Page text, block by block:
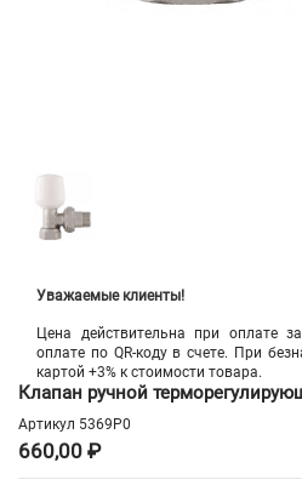
Уважаемые клиенты!
Цена действительна при оплате
оплате по QR-коду в счете. При
картой +3% к стоимости товара.
Клапан ручной
Артикул 5369P0
660,00 ₽